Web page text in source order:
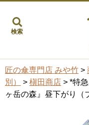
検索
匠の傘専門店 みや竹 >
別）
> 槇田商店 > *特
ヶ岳の森』昼下がり（